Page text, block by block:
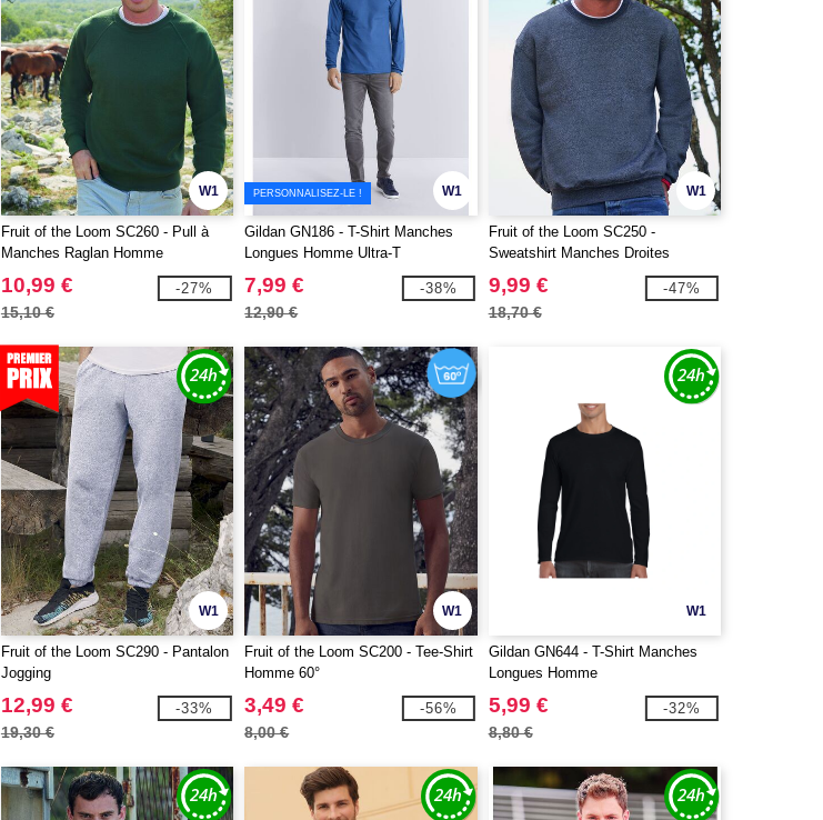
W1
Fruit of the Loom SC260 - Pull à
Manches Raglan Homme
10,99 €
15,10 €
-27%
W1
PERSONNALISEZ-LE !
Gildan GN186 - T-Shirt Manches
Longues Homme Ultra-T
7,99 €
12,90 €
-38%
W1
Fruit of the Loom SC250 -
Sweatshirt Manches Droites
9,99 €
18,70 €
-47%
W1
Fruit of the Loom SC290 - Pantalon
Jogging
12,99 €
19,30 €
-33%
W1
Fruit of the Loom SC200 - Tee-Shirt
Homme 60°
3,49 €
8,00 €
-56%
W1
Gildan GN644 - T-Shirt Manches
Longues Homme
5,99 €
8,80 €
-32%